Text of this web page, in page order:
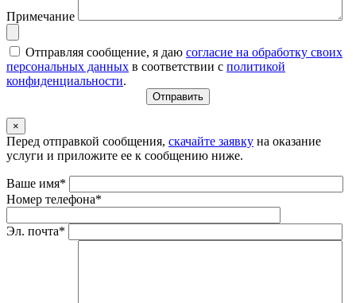
Примечание
Отправляя сообщение, я даю согласие на обработку своих
персональных данных в соответствии с политикой
конфиденциальности.
×
Перед отправкой сообщения, скачайте заявку на оказание
услуги и приложите ее к сообщению ниже.
Ваше имя*
Номер телефона*
Эл. почта*